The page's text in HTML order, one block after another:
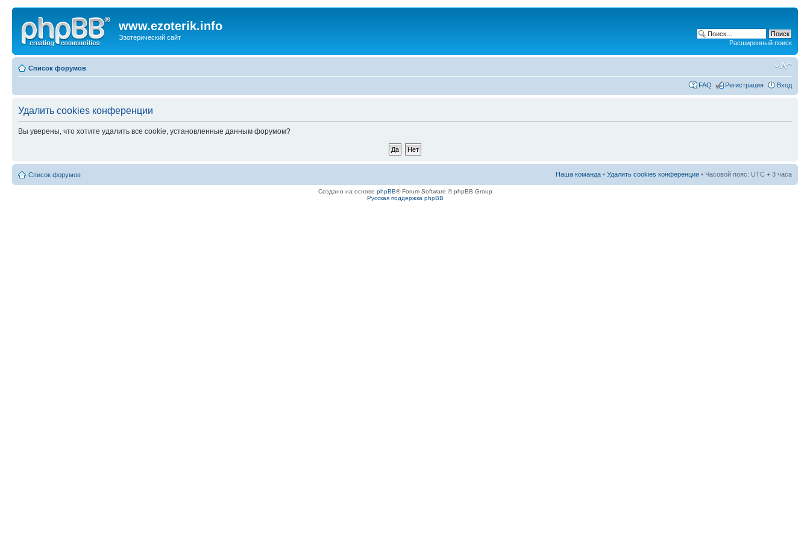
www.ezoterik.info
Эзотерический сайт
Расширенный поиск
Список форумов
FAQ Регистрация Вход
Удалить cookies конференции
Вы уверены, что хотите удалить все cookie, установленные данным форумом?
Список форумов Наша команда • Удалить cookies конференции • Часовой пояс: UTC + 3 часа
Создано на основе phpBB® Forum Software © phpBB Group
Русская поддержка phpBB